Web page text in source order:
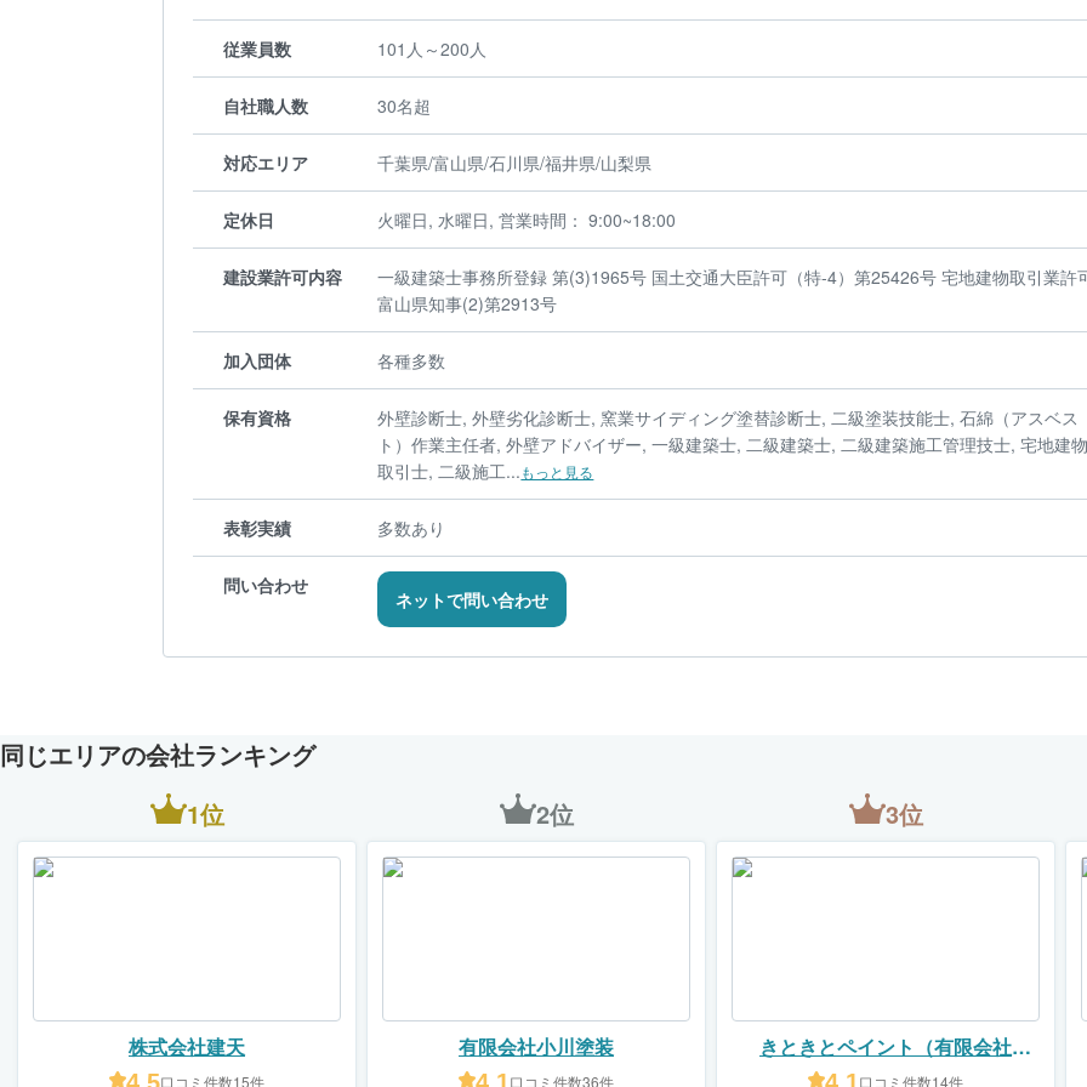
従業員数 101人～200人
自社職人数 30名超
対応エリア 千葉県/富山県/石川県/福井県/山梨県
定休日 火曜日, 水曜日, 営業時間： 9:00~18:00
建設業許可内容
一級建築士事務所登録 第(3)1965号 国土交通大臣許可（特-4）第25426号 宅地建物取引業許
富山県知事(2)第2913号
加入団体 各種多数
保有資格
外壁診断士, 外壁劣化診断士, 窯業サイディング塗替診断士, 二級塗装技能士, 石綿（アスベス
ト）作業主任者, 外壁アドバイザー, 一級建築士, 二級建築士, 二級建築施工管理技士, 宅地建
取引士, 二級施工...もっと見る
表彰実績 多数あり
問い合わせ
ネットで問い合わせ
同じエリアの会社ランキング
1位
株式会社建天
4.5口コミ件数15件
2位
有限会社小川塗装
4.1 口コミ件数36件
3位
きときとペイント（有限会社
CURE）
4.1 口コミ件数14件